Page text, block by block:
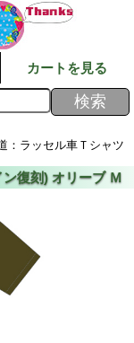
カートを見る
：ラッセル車Ｔシャツ